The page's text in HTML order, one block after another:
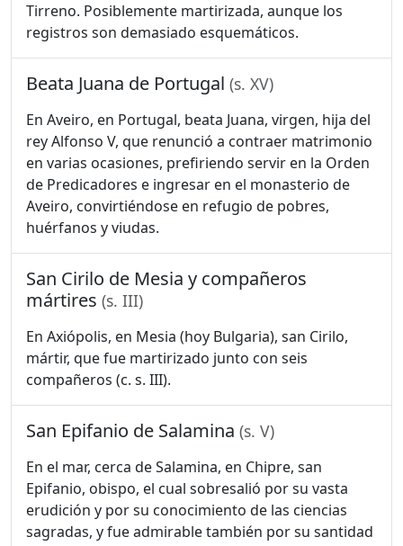
Tirreno. Posiblemente martirizada, aunque los
registros son demasiado esquemáticos.
Beata Juana de Portugal (s. XV)
En Aveiro, en Portugal, beata Juana, virgen, hija del
rey Alfonso V, que renunció a contraer matrimonio
en varias ocasiones, prefiriendo servir en la Orden
de Predicadores e ingresar en el monasterio de
Aveiro, convirtiéndose en refugio de pobres,
huérfanos y viudas.
San Cirilo de Mesia y compañeros
mártires (s. III)
En Axiópolis, en Mesia (hoy Bulgaria), san Cirilo,
mártir, que fue martirizado junto con seis
compañeros (c. s. III).
San Epifanio de Salamina (s. V)
En el mar, cerca de Salamina, en Chipre, san
Epifanio, obispo, el cual sobresalió por su vasta
erudición y por su conocimiento de las ciencias
sagradas, y fue admirable también por su santidad